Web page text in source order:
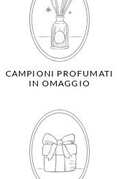
CAMPIONI PROFUMATI
IN OMAGGIO